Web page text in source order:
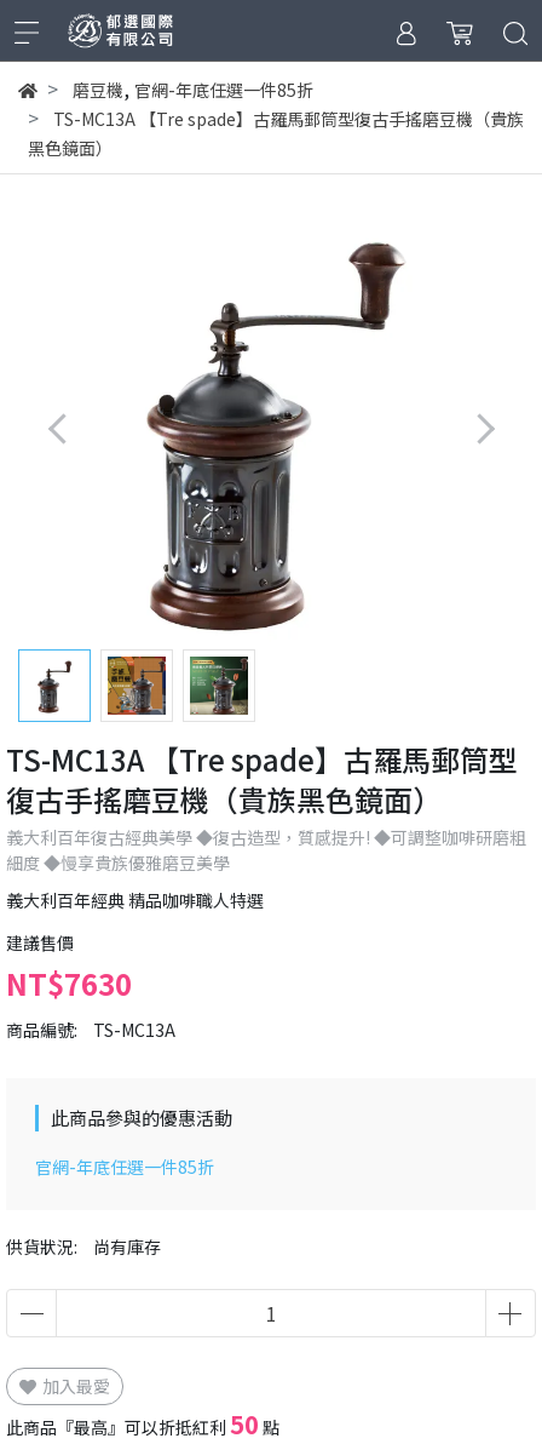
磨豆機, 官網-年底任選一件85折
TS-MC13A 【Tre spade】古羅馬郵筒型復古手搖磨豆機（貴族
黑色鏡面）
TS-MC13A 【Tre spade】古羅馬郵筒型
復古手搖磨豆機（貴族黑色鏡面）
義大利百年復古經典美學 ◆復古造型，質感提升! ◆可調整咖啡研磨粗
細度 ◆慢享貴族優雅磨豆美學
義大利百年經典 精品咖啡職人特選
建議售價
NT$7630
商品編號: TS-MC13A
供貨狀況: 尚有庫存
此商品參與的優惠活動
官網-年底任選一件85折
加入最愛
此商品『最高』可以折抵紅利 50 點